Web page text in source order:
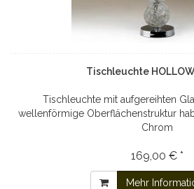
Tischleuchte
Tischleuchte mit aufgereihten
wellenförmige Oberflächenstruktur
Chrom
169,00 € *
Mehr